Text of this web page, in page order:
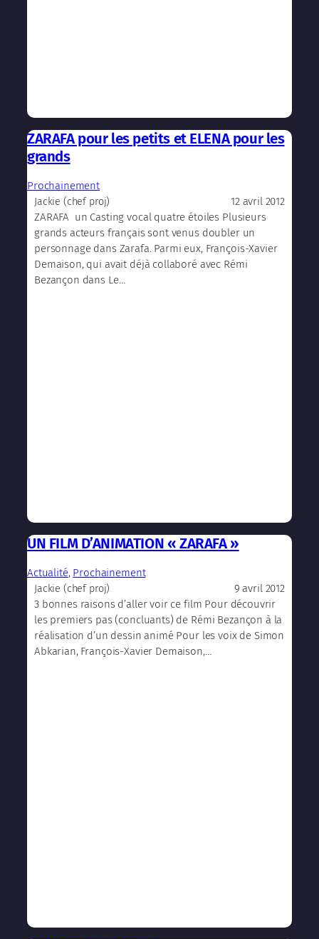
ZARAFA pour les petits et ELENA pour les
grands
Prochainement
Jackie (chef proj)
12 avril 2012
ZARAFA un Casting vocal quatre étoiles Plusieurs
grands acteurs français sont venus doubler un
personnage dans Zarafa. Parmi eux, François-Xavier
Demaison, qui avait déjà collaboré avec Rémi
Bezançon dans Le…
UN FILM D’ANIMATION « ZARAFA »
Actualité, Prochainement
Jackie (chef proj)
9 avril 2012
3 bonnes raisons d’aller voir ce film Pour découvrir
les premiers pas (concluants) de Rémi Bezançon à la
réalisation d’un dessin animé Pour les voix de Simon
Abkarian, François-Xavier Demaison,…